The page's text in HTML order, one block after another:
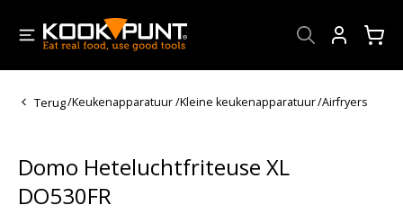
Terug/Keukenapparatuur/Kleine keukenapparatuur/Airfryers
Domo Heteluchtfriteuse XL
DO530FR